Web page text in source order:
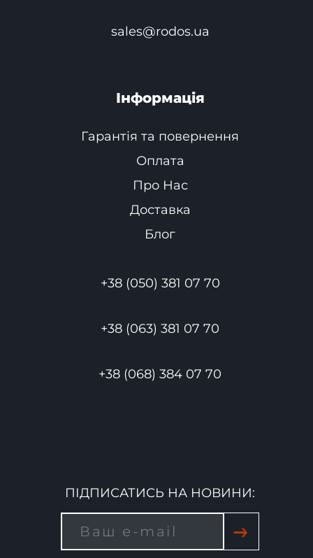
sales@rodos.ua
Інформація
Гарантія та повернення
Оплата
Про Нас
Доставка
Блог
+38 (050) 381 07 70
+38 (063) 381 07 70
+38 (068) 384 07 70
ПІДПИСАТИСЬ НА НОВИНИ:
→